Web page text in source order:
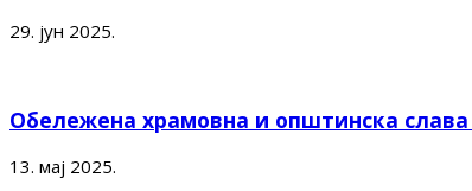
29. јун 2025.
Обележена храмовна и општинска
13. мај 2025.